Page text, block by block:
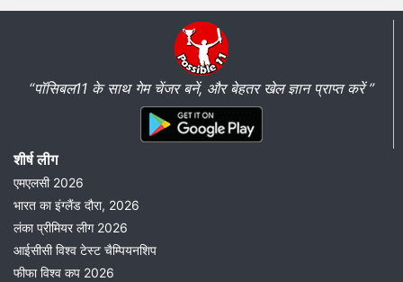
“पॉसिबल11 के साथ गेम चेंजर बनें, और बेहतर खेल ज्ञान प्राप्त करें ”
शीर्ष लीग
एमएलसी 2026
भारत का इंग्लैंड दौरा, 2026
लंका प्रीमियर लीग 2026
आईसीसी विश्व टेस्ट चैम्पियनशिप
फीफा विश्व कप 2026